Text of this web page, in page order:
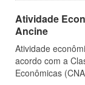
Atividade
Ancine
Atividade
acordo com a
Econômicas